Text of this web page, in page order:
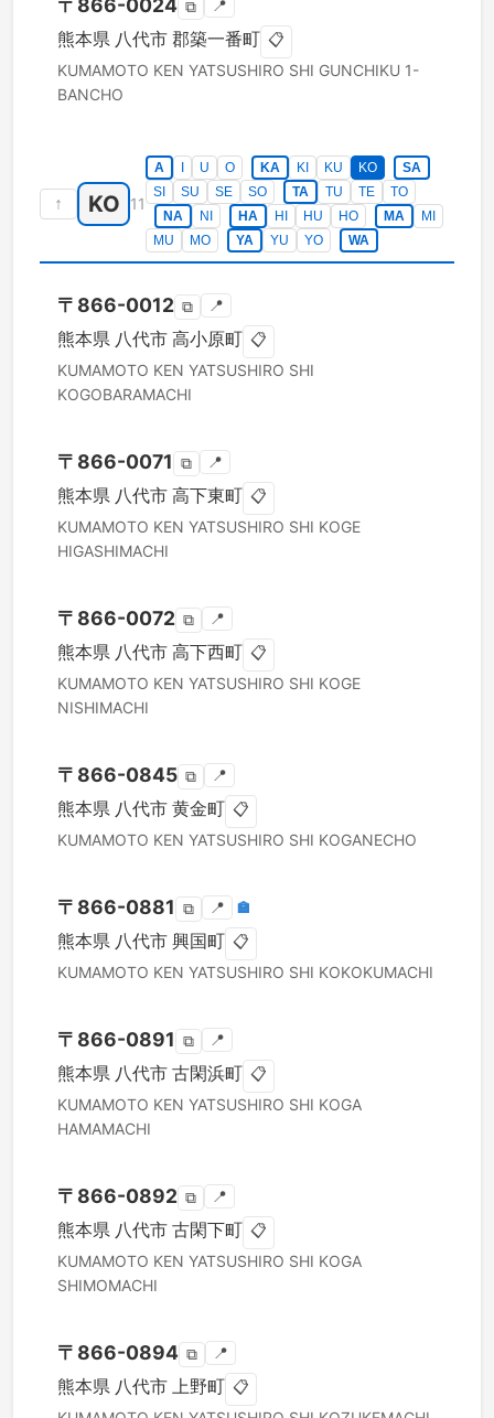
〒 866-0024 ⧉ 📍
熊本県 八代市 郡築一番町 📋
KUMAMOTO KEN YATSUSHIRO SHI GUNCHIKU 1-
BANCHO
↑ KO 11
A U O KA KI KU KO
SA
SI
SU SE SO TA TU TE
TO
NA
NI HA HI HU HO MA
MI
MU
MO YA YU YO WA
〒 866-0012 ⧉ 📍
熊本県 八代市 高小原町 📋
KUMAMOTO KEN YATSUSHIRO SHI
KOGOBARAMACHI
〒 866-0071 ⧉ 📍
熊本県 八代市 高下東町 📋
KUMAMOTO KEN YATSUSHIRO SHI KOGE
HIGASHIMACHI
〒 866-0072 ⧉ 📍
熊本県 八代市 高下西町 📋
KUMAMOTO KEN YATSUSHIRO SHI KOGE
NISHIMACHI
〒 866-0845 ⧉ 📍
熊本県 八代市 黄金町 📋
KUMAMOTO KEN YATSUSHIRO SHI KOGANECHO
〒 866-0881 ⧉ 📍 🏣
熊本県 八代市 興国町 📋
KUMAMOTO KEN YATSUSHIRO SHI KOKOKUMACHI
〒 866-0891 ⧉ 📍
熊本県 八代市 古閑浜町 📋
KUMAMOTO KEN YATSUSHIRO SHI KOGA
HAMAMACHI
〒 866-0892 ⧉ 📍
熊本県 八代市 古閑下町 📋
KUMAMOTO KEN YATSUSHIRO SHI KOGA
SHIMOMACHI
〒 866-0894 ⧉ 📍
熊本県 八代市 上野町 📋